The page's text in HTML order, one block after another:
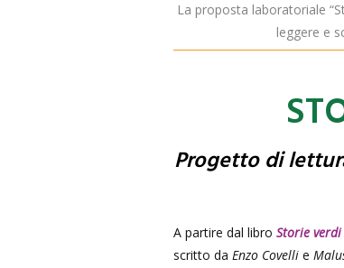
La proposta laboratoriale
leggere e
Progetto di
A partire dal libro Storie
scritto da Enzo Covelli e